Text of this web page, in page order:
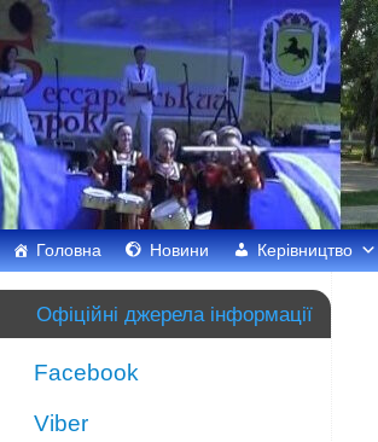
Головна Новини Керівництво
Офіційні джерела інформації
Facebook
Viber